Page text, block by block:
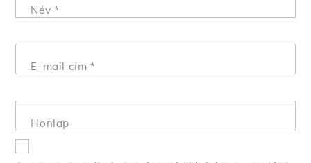
Név *
E-mail cím*
Honlap